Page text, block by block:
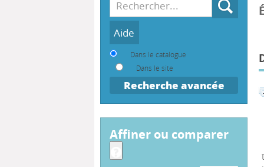
Dans le catalogue
Dans le site
Recherche avancée
affiner ou comparer